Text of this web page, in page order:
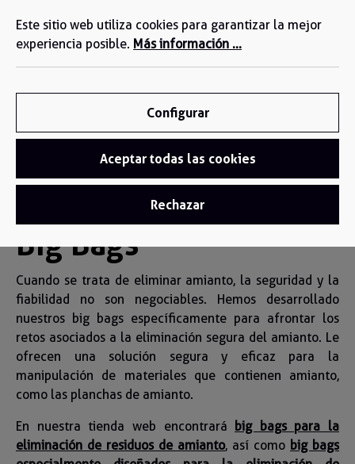
principal
Big Bag Amianto
Big Bags
Cuando se trata de eliminar amianto, la seguridad y la
fiabilidad no son negociables. Hemos desarrollado
nuestros big bags específicamente para afrontar los
retos asociados a la eliminación segura del amianto. Le
ofrecen una solución segura y eficaz para la
manipulación de materiales que contienen amianto,
como las planchas de amianto.
En nuestra tienda web encontrará big bags para la
eliminación de residuos de amianto, así como big bags
Este sitio web utiliza cookies para garantizar la mejor
experiencia posible. Más información ...
Configurar
Aceptar todas las cookies
Rechazar